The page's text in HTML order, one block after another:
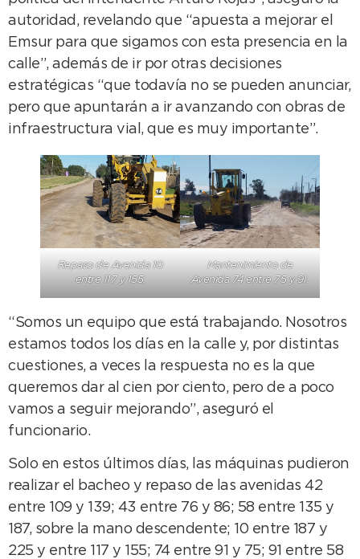
autoridad, revelando que “apuesta a mejorar el
Emsur para que sigamos con esta presencia en la
calle”, además de ir por otras decisiones
estratégicas “que todavía no se pueden anunciar,
pero que apuntarán a ir avanzando con obras de
infraestructura vial, que es muy importante”.
Repaso de Avenida 10
entre 117 y 155.
Mantenimiento de
Avenida 74 entre 75 y 91.
“Somos un equipo que está trabajando. Nosotros
estamos todos los días en la calle y, por distintas
cuestiones, a veces la respuesta no es la que
queremos dar al cien por ciento, pero de a poco
vamos a seguir mejorando”, aseguró el
funcionario.
Solo en estos últimos días, las máquinas pudieron
realizar el bacheo y repaso de las avenidas 42
entre 109 y 139; 43 entre 76 y 86; 58 entre 135 y
187, sobre la mano descendente; 10 entre 187 y
225 y entre 117 y 155; 74 entre 91 y 75; 91 entre 58